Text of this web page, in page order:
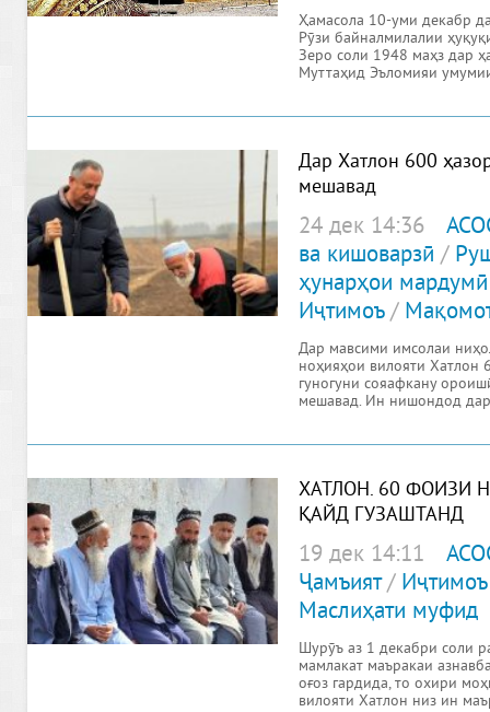
Ҳамасола 10-уми декабр
Рӯзи байналмилалии
Зеро соли 1948 маҳз дар
Муттаҳид Эъломияи
Дар Хатлон 600
мешавад
24 дек 14:36
ва кишоварзӣ /
ҳунарҳои мардумӣ
Иҷтимоъ/
Дар мавсими имсолаи
ноҳияҳои вилояти Хатлон
гуногуни сояафкану
мешавад. Ин нишондод дар
ХАТЛОН. 60 ФОИЗИ
ҚАЙД ГУЗАШТАНД
19 дек 14:11
Ҷамъият/ Иҷтимоъ
Маслиҳати муфид
Шурӯъ аз 1 декабри соли
мамлакат маъракаи
оғоз гардида, то охири
вилояти Хатлон низ ин